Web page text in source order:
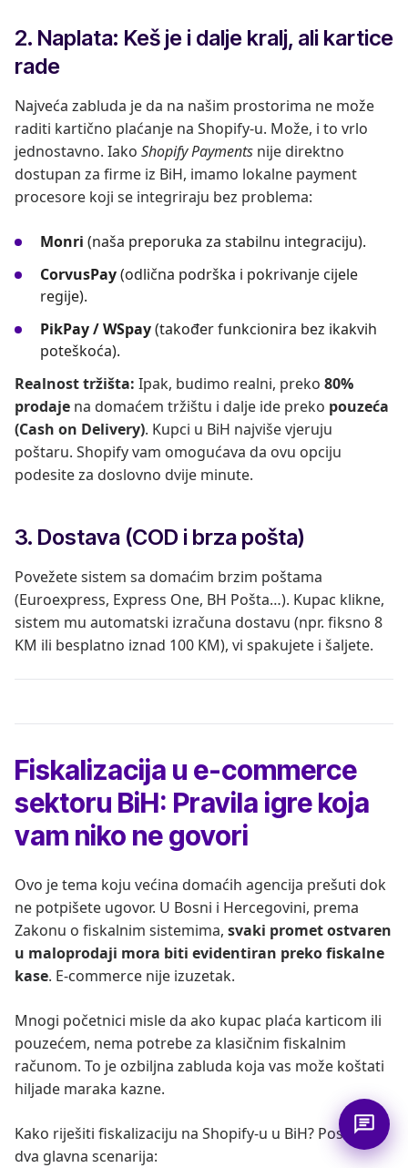
2. Naplata: Keš je i dalje kralj, ali kartice
rade
Najveća zabluda je da na našim prostorima ne može
raditi kartično plaćanje na Shopify-u. Može, i to vrlo
jednostavno. Iako Shopify Payments nije direktno
dostupan za firme iz BiH, imamo lokalne payment
procesore koji se integriraju bez problema:
Monri (naša preporuka za stabilnu integraciju).
CorvusPay(odlična podrška i pokrivanje cijele
regije).
PikPay / WSpay(također funkcionira bez ikakvih
poteškoća).
Realnost tržišta: Ipak, budimo realni, preko 80%
prodaje na domaćem tržištu i dalje ide preko pouzeća
(Cash on Delivery). Kupci u BiH najviše vjeruju
poštaru. Shopify vam omogućava da ovu opciju
podesite za doslovno dvije minute.
3. Dostava (COD i brza pošta)
Povežete sistem sa domaćim brzim poštama
(Euroexpress, Express One, BH Pošta…). Kupac klikne,
sistem mu automatski izračuna dostavu (npr. fiksno 8
KM ili besplatno iznad 100 KM), vi spakujete i šaljete.
Fiskalizacija u e-commerce
sektoru BiH: Pravila igre koja
vam niko ne govori
Ovo je tema koju većina domaćih agencija prešuti dok
ne potpišete ugovor. U Bosni i Hercegovini, prema
Zakonu o fiskalnim sistemima, svaki promet ostvaren
u maloprodaji mora biti evidentiran preko fiskalne
kase. E-commerce nije izuzetak.
Mnogi početnici misle da ako kupac plaća karticom ili
pouzećem, nema potrebe za klasičnim fiskalnim
računom. To je ozbiljna zabluda koja vas može koštati
hiljade maraka kazne.
Kako riješiti fiskalizaciju na Shopify-u u BiH? Postoje
dva glavna scenarija: